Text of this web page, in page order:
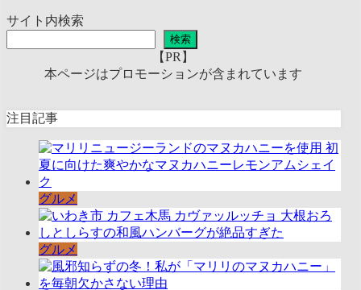
サイト内検索
検索
【PR】
本ページはプロモーションが含まれています
注目記事
グルメ
グルメ